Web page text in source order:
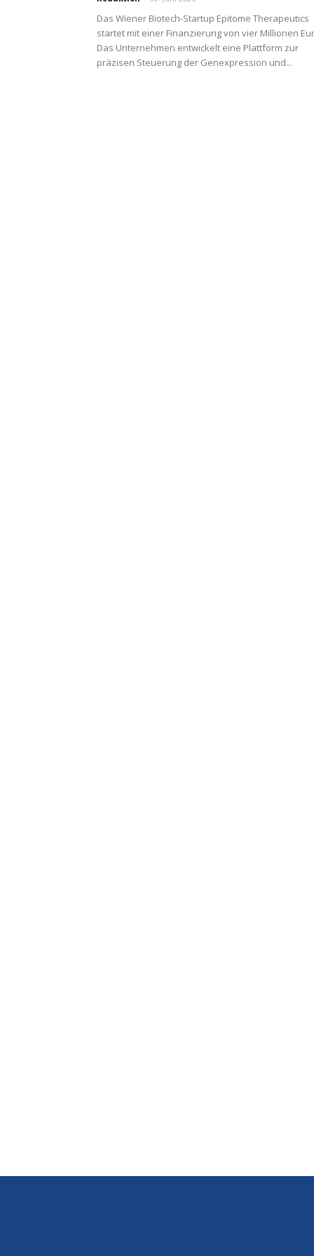
Das Wiener Biotech-Startup Epitome Therapeutics
startet mit einer Finanzierung von vier Millionen
Das Unternehmen entwickelt eine Plattform zur
präzisen Steuerung der Genexpression und...